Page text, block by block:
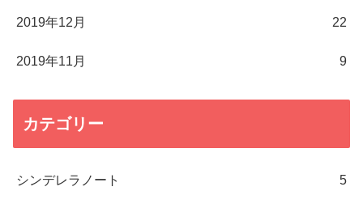
2019年12月 22
2019年11月 9
カテゴリー
シンデレラノート 5